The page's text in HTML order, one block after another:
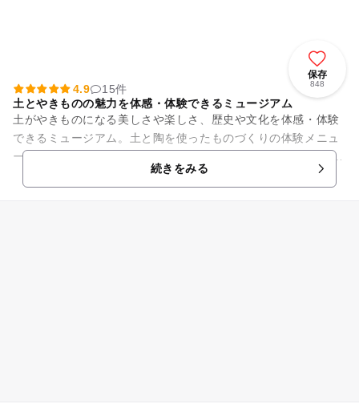
保存
848
4.9
15件
土とやきものの魅力を体感・体験できるミュージアム
土がやきものになる美しさや楽しさ、歴史や文化を体感・体験
できるミュージアム。土と陶を使ったものづくりの体験メニュ
ーがいっぱいです。 「土・どろんこ館」では、光るどろだんご
続きをみる